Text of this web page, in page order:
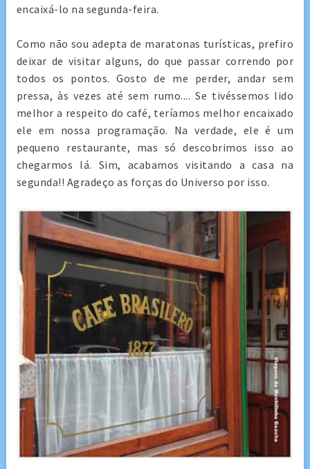
encaixá-lo na segunda-feira.
Como não sou adepta de maratonas turísticas, prefiro
deixar de visitar alguns, do que passar correndo por
todos os pontos. Gosto de me perder, andar sem
pressa, às vezes até sem rumo.... Se tivéssemos lido
melhor a respeito do café, teríamos melhor encaixado
ele em nossa programação. Na verdade, ele é um
pequeno restaurante, mas só descobrimos isso ao
chegarmos lá. Sim, acabamos visitando a casa na
segunda!! Agradeço as forças do Universo por isso.